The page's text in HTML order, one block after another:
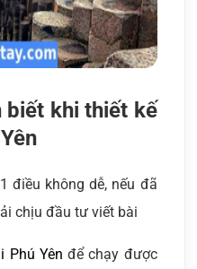
biết khi thiết kế
điều không dễ, nếu đã
chịu đầu tư viết bài
Phú Yên để chạy được